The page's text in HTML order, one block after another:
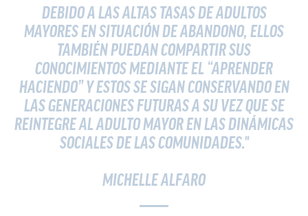
DEBIDO A LAS ALTAS TASAS DE ADULTOS
MAYORES EN SITUACIÓN DE ABANDONO, ELLOS
TAMBIÉN PUEDAN COMPARTIR SUS
CONOCIMIENTOS MEDIANTE EL “APRENDER
HACIENDO” Y ESTOS SE SIGAN CONSERVANDO EN
LAS GENERACIONES FUTURAS A SU VEZ QUE SE
REINTEGRE AL ADULTO MAYOR EN LAS DINÁMICAS
SOCIALES DE LAS COMUNIDADES."
MICHELLE ALFARO